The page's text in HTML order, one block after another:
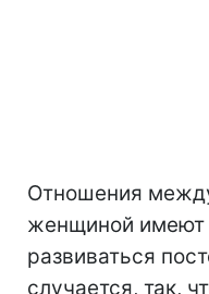
Отношения
женщиной имеют
развиваться
случается, так,